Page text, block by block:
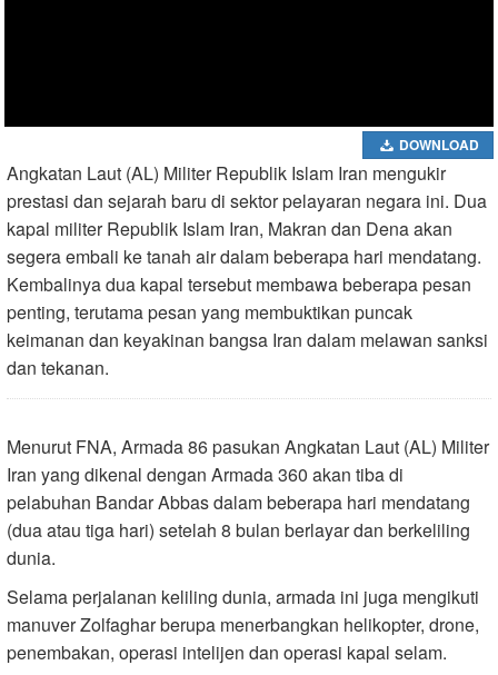
DOWNLOAD
Angkatan Laut (AL) Militer Republik Islam Iran mengukir
prestasi dan sejarah baru di sektor pelayaran negara ini. Dua
kapal militer Republik Islam Iran, Makran dan Dena akan
segera embali ke tanah air dalam beberapa hari mendatang.
Kembalinya dua kapal tersebut membawa beberapa pesan
penting, terutama pesan yang membuktikan puncak
keimanan dan keyakinan bangsa Iran dalam melawan sanksi
dan tekanan.
Menurut FNA, Armada 86 pasukan Angkatan Laut (AL) Militer
Iran yang dikenal dengan Armada 360 akan tiba di
pelabuhan Bandar Abbas dalam beberapa hari mendatang
(dua atau tiga hari) setelah 8 bulan berlayar dan berkeliling
dunia.
Selama perjalanan keliling dunia, armada ini juga mengikuti
manuver Zolfaghar berupa menerbangkan helikopter, drone,
penembakan, operasi intelijen dan operasi kapal selam.